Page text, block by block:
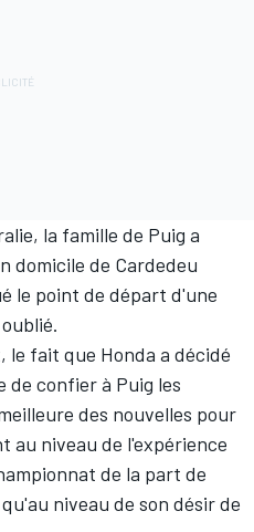
la famille de Puig a
domicile de Cardedeu
le point de départ d'une
fait que Honda a décidé
de confier à Puig les
des nouvelles pour
au niveau de l'expérience
de la part de
niveau de son désir de